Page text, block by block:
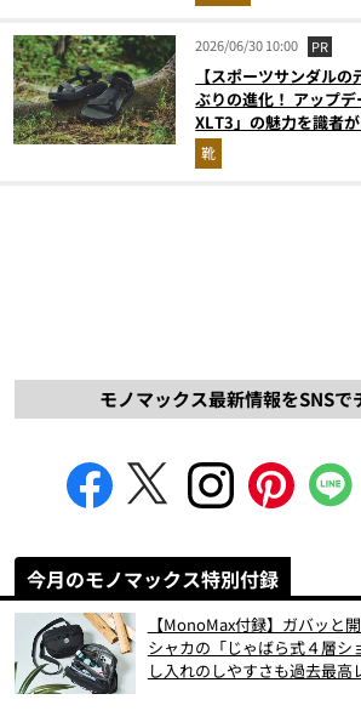
2026/06/30 10:00 PR
【スポーツサンダル
ぶりの進化！ アップ
XLT3」の魅力を識者
解説！
靴
モノマックス最新情報をSNSで
今月のモノマックス特別付録
【MonoMax付録】ガバッと
シャカの「じゃばら式４層シ
し入れのしやすさも過去最高